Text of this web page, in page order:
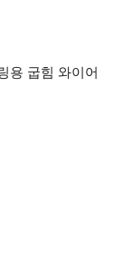
용 굽힘 와이어